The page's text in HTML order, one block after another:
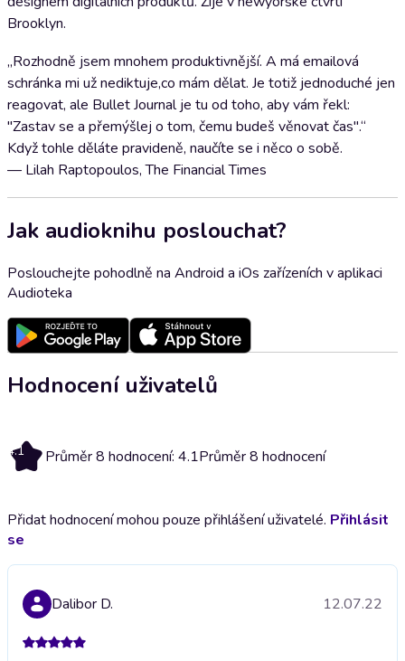
Brooklyn.
„Rozhodně jsem mnohem produktivnější. A má emailová
schránka mi už nediktuje,co mám dělat. Je totiž jednoduché jen
reagovat, ale Bullet Journal je tu od toho, aby vám řekl:
"Zastav se a přemýšlej o tom, čemu budeš věnovat čas".“
Když tohle děláte pravideně, naučíte se i něco o sobě.
— Lilah Raptopoulos, The Financial Times
Jak audioknihu poslouchat?
Poslouchejte pohodlně na Android a iOs zařízeních v aplikaci
Audioteka
Hodnocení uživatelů
4.1 Průměr 8 hodnocení: 4.1Průměr 8 hodnocení
Přidat hodnocení mohou pouze přihlášení uživatelé. Přihlásit
se
Dalibor D. 12.07.22